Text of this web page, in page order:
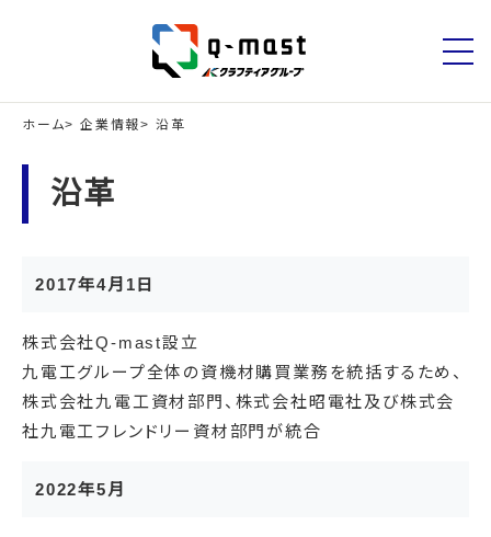
ホーム 企業情報 沿革
沿革
2017年4月1日
株式会社Q-mast設立
九電工グループ全体の資機材購買業務を統括するため、
株式会社九電工資材部門、株式会社昭電社及び株式会
社九電工フレンドリー資材部門が統合
2022年5月